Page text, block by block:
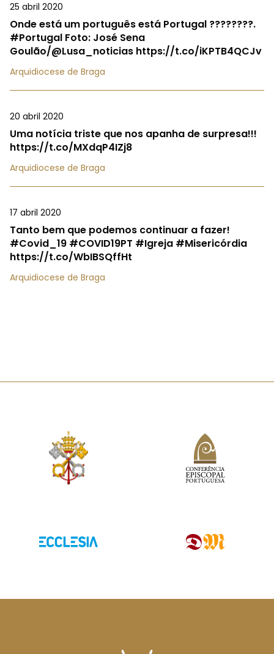
25 abril 2020
Onde está um português está Portugal ????????.
#Portugal Foto: José Sena
Goulão/@Lusa_noticias https://t.co/iKPTB4QCJv
Arquidiocese de Braga
20 abril 2020
Uma notícia triste que nos apanha de surpresa!!!
https://t.co/MXdqP4IZj8
Arquidiocese de Braga
17 abril 2020
Tanto bem que podemos continuar a fazer!
#Covid_19 #COVID19PT #Igreja #Misericórdia
https://t.co/WbIBSQffHt
Arquidiocese de Braga